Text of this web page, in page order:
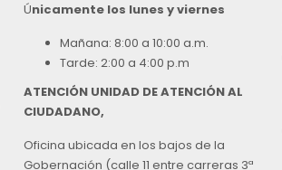
Únicamente los lunes y viernes
Mañana: 8:00 a 10:00 a.m.
Tarde: 2:00 a 4:00 p.m
ATENCIÓN UNIDAD DE ATENCIÓN AL
CIUDADANO,
Oficina ubicada en los bajos de la
Gobernación (calle 11 entre carreras 3ª